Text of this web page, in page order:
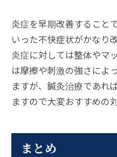
炎症を早期改善すること
いった不快症状がかなり
炎症に対しては整体やマ
は摩擦や刺激の強さによ
ますが、鍼灸治療であれ
ますので大変おすすめの
まとめ